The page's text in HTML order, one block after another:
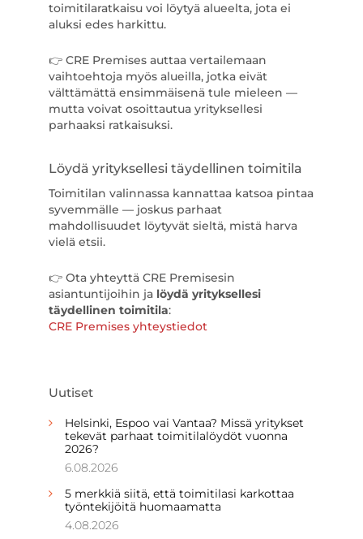
toimitilaratkaisu voi löytyä alueelta, jota ei
aluksi edes harkittu.
👉 CRE Premises auttaa vertailemaan
vaihtoehtoja myös alueilla, jotka eivät
välttämättä ensimmäisenä tule mieleen —
mutta voivat osoittautua yrityksellesi
parhaaksi ratkaisuksi.
Löydä yrityksellesi täydellinen toimitila
Toimitilan valinnassa kannattaa katsoa pintaa
syvemmälle — joskus parhaat
mahdollisuudet löytyvät sieltä, mistä harva
vielä etsii.
👉 Ota yhteyttä CRE Premisesin
asiantuntijoihin ja löydä yrityksellesi
täydellinen toimitila:
CRE Premises yhteystiedot
Uutiset
Helsinki, Espoo vai Vantaa? Missä yritykset
tekevät parhaat toimitilalöydöt vuonna
2026?
6.08.2026
5 merkkiä siitä, että toimitilasi karkottaa
työntekijöitä huomaamatta
4.08.2026